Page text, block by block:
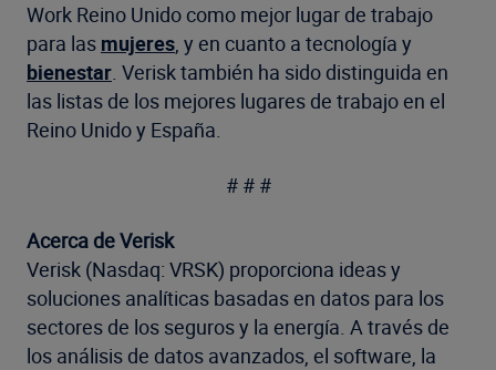
Work Reino Unido como mejor lugar de trabajo
para las mujeres, y en cuanto a tecnología y
bienestar. Verisk también ha sido distinguida en
las listas de los mejores lugares de trabajo en el
Reino Unido y España.
# # #
Acerca de Verisk
Verisk (Nasdaq: VRSK) proporciona ideas y
soluciones analíticas basadas en datos para los
sectores de los seguros y la energía. A través de
los análisis de datos avanzados, el software, la